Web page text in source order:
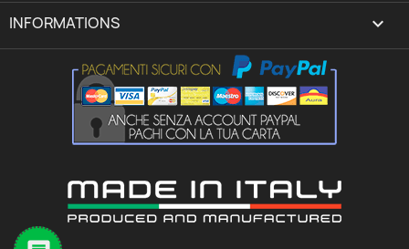
INFORMATIONS keyboard_arrow_down